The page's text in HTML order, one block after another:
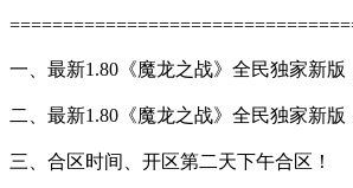
一、最新1.80《魔龙之战》全民独家新版
二、最新1.80《魔龙之战》全民独家新版
三、合区时间、开区第二天下午合区！